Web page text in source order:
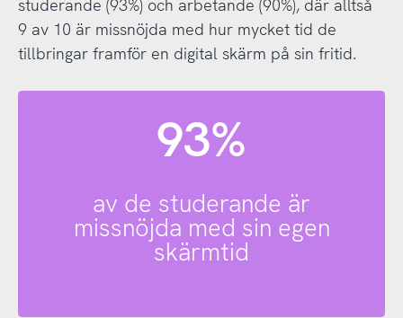
studerande (93%) och arbetande (90%), där alltså
9 av 10 är missnöjda med hur mycket tid de
tillbringar framför en digital skärm på sin fritid.
93%
av de studerande är
missnöjda med sin egen
skärmtid